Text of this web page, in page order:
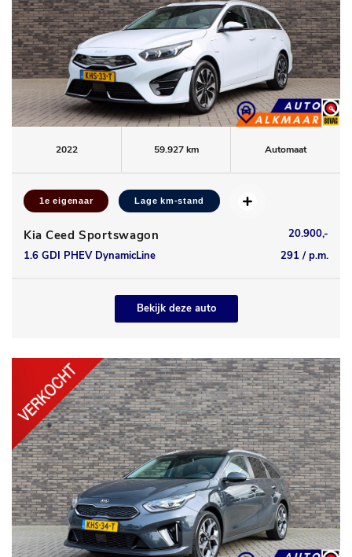
2022 59.927 km Automaat
1e eigenaar Lage km-stand
Kia Ceed Sportswagon
20.900,-
1.6 GDI PHEV DynamicLine
291 / p.m.
Bekijk deze auto